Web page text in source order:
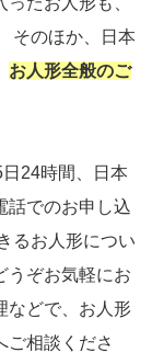
そのほか、日本
お人形全般のご
24時間、日本
話でのお申し込
るお人形につい
うぞお気軽にお
などで、お人形
ご相談くださ